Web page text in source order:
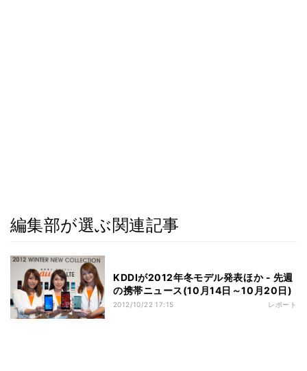
編集部が選ぶ関連記事
KDDIが2012年冬モデル発表ほか - 先週
の携帯ニュース(10月14日～10月20日)
2012/10/22 17:15 レポート